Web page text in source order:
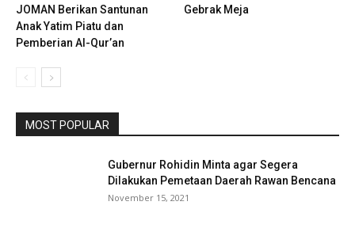
JOMAN Berikan Santunan
Anak Yatim Piatu dan
Pemberian Al-Qur’an
Gebrak Meja
MOST POPULAR
Gubernur Rohidin Minta agar Segera
Dilakukan Pemetaan Daerah Rawan Bencana
November 15, 2021